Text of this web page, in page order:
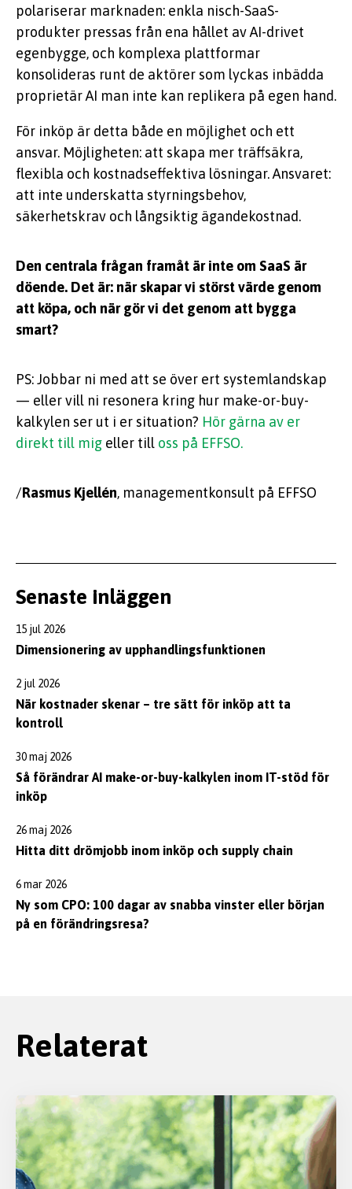
polariserar marknaden: enkla nisch-SaaS-
produkter pressas från ena hållet av AI-drivet
egenbygge, och komplexa plattformar
konsolideras runt de aktörer som lyckas inbädda
proprietär AI man inte kan replikera på egen hand.
För inköp är detta både en möjlighet och ett
ansvar. Möjligheten: att skapa mer träffsäkra,
flexibla och kostnadseffektiva lösningar. Ansvaret:
att inte underskatta styrningsbehov,
säkerhetskrav och långsiktig ägandekostnad.
Den centrala frågan framåt är inte om SaaS är
döende. Det är: när skapar vi störst värde genom
att köpa, och när gör vi det genom att bygga
smart?
PS: Jobbar ni med att se över ert systemlandskap
— eller vill ni resonera kring hur make-or-buy-
kalkylen ser ut i er situation? Hör gärna av er
direkt till mig eller till oss på EFFSO.
/Rasmus Kjellén, managementkonsult på EFFSO
Senaste inläggen
15 jul 2026
Dimensionering av upphandlingsfunktionen
2 jul 2026
När kostnader skenar – tre sätt för inköp att ta
kontroll
30 maj 2026
Så förändrar AI make-or-buy-kalkylen inom IT-stöd för
inköp
26 maj 2026
Hitta ditt drömjobb inom inköp och supply chain
6 mar 2026
Ny som CPO: 100 dagar av snabba vinster eller början
på en förändringsresa?
Relaterat